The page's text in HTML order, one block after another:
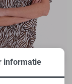
informatie